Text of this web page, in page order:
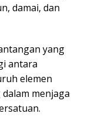
damai, dan
yang
antara
elemen
menjaga